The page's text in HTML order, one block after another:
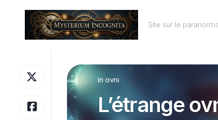
Site sur le
in ovni
L’étrange